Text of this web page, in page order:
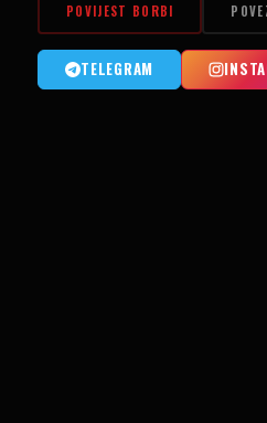
POVIJEST BORBI
TELEGRAM